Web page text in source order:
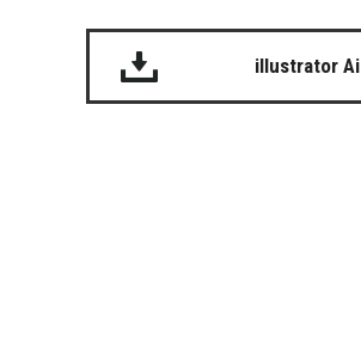
illustrator Ai